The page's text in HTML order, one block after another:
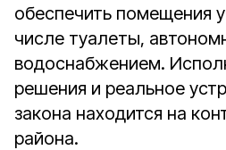
обеспечить помещения
числе туалеты,
водоснабжением.
решения и реальное
закона находится на
района.